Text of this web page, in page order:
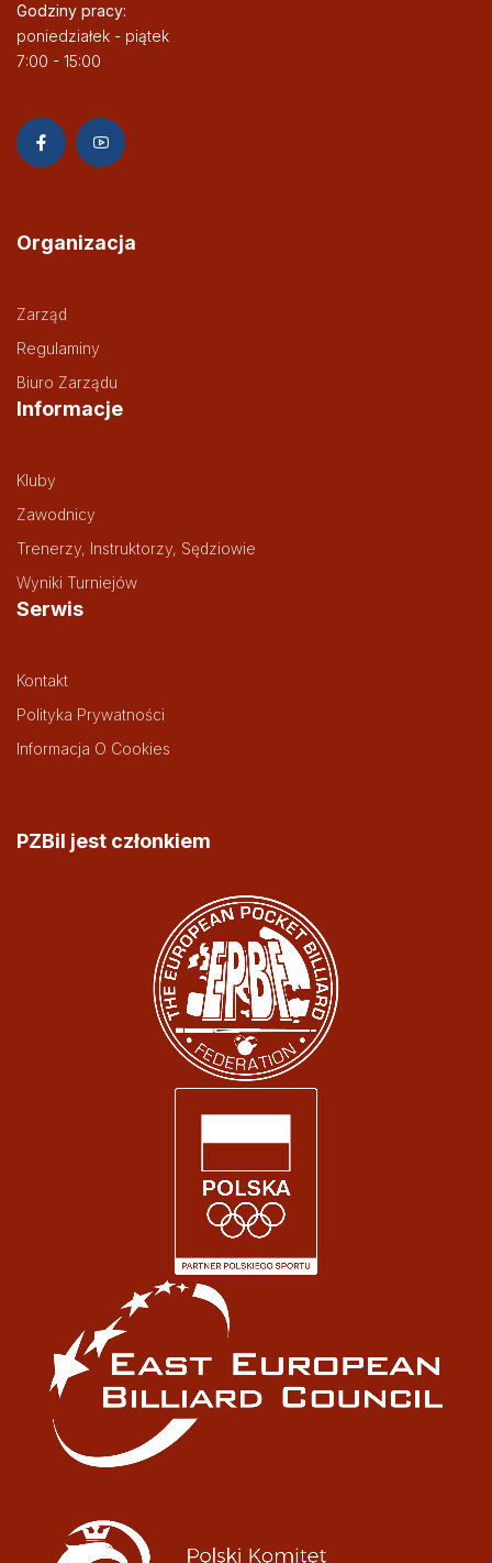
Godziny pracy:
poniedziałek - piątek
7:00 - 15:00
Organizacja
Zarząd
Regulaminy
Biuro Zarządu
Informacje
Kluby
Zawodnicy
Trenerzy, Instruktorzy, Sędziowie
Wyniki Turniejów
Serwis
Kontakt
Polityka Prywatności
Informacja O Cookies
PZBil jest członkiem